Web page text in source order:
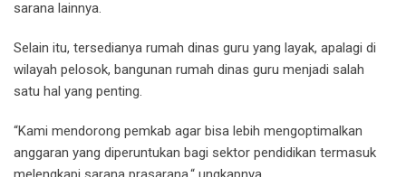
sarana lainnya.
Selain itu, tersedianya rumah dinas guru yang layak, apalagi di
wilayah pelosok, bangunan rumah dinas guru menjadi salah
satu hal yang penting.
“Kami mendorong pemkab agar bisa lebih mengoptimalkan
anggaran yang diperuntukan bagi sektor pendidikan termasuk